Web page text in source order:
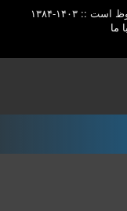
۱۴۰۳-۱۳۸۴
ما